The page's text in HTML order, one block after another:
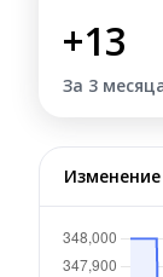
+13
За 3